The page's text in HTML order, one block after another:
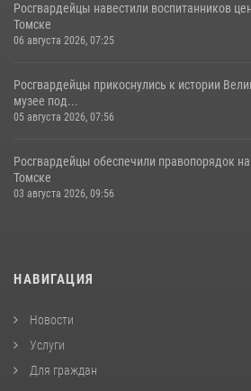
Росгвардейцы навестили воспитанников
Томске
06 августа 2026, 07:25
Росгвардейцы прикоснулись к истории
музее под...
05 августа 2026, 07:56
Росгвардейцы обеспечили правопорядок
Томске
03 августа 2026, 09:56
НАВИГАЦИЯ
Новости
Услуги
Для граждан